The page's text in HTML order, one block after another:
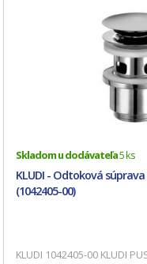
Skladom u dodávateľa5 ks
KLUDI - Odtoková
(1042405-00)
KLUDI 1042405-00 KLUDI